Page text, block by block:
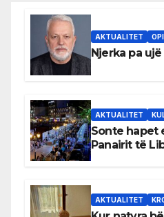
AKTUALITET
Njerka pa ujë
AKTUALITET
Sonte hapet
Panairit të
AKTUALITET